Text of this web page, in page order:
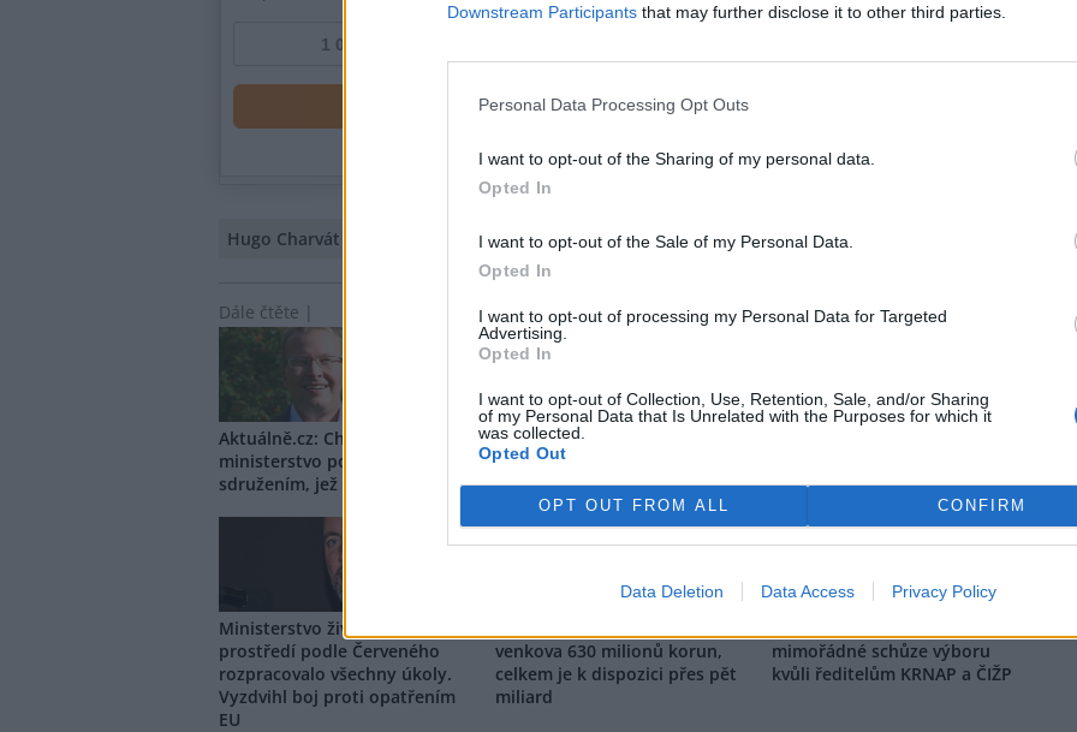
Downstream Participants that may further disclose it to other third parties.
Personal Data Processing Opt Outs
I want to opt-out of the Sharing of my personal data.
Opted In
I want to opt-out of the Sale of my Personal Data.
Opted In
I want to opt-out of processing my Personal Data for Targeted
Advertising.
Opted In
I want to opt-out of Collection, Use, Retention, Sale, and/or Sharing
of my Personal Data that Is Unrelated with the Purposes for which it
was collected.
Opted Out
OPT OUT FROM ALL CONFIRM
Data Deletion Data Access Privacy Policy
Hugo Charvát tisknout poslat
Dále čtěte |
Aktuálně.cz: Chalupovo
ministerstvo poslalo miliony
sdružením, jež nelze najít
Ministerstvo životního
prostředí podle Červeného
rozpracovalo všechny úkoly.
Vyzdvihl boj proti opatřením
EU
venkova 630 milionů korun,
celkem je k dispozici přes pět
miliard
mimořádné schůze výboru
kvůli ředitelům KRNAP a ČIŽP